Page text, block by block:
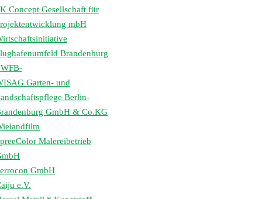
Concept Gesellschaft für
mbH
Brandenburg
Garten- und
Berlin-
GmbH & Co.KG
Malereibetrieb
GmbH
e.V.